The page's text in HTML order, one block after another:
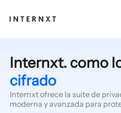
Internxt. como
cifrado
Internxt ofrece la suite de
moderna y avanzada para